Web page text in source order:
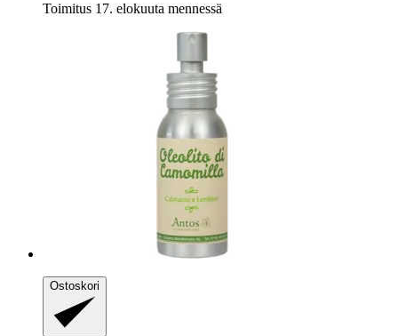
Toimitus 17. elokuuta mennessä
Ostoskori